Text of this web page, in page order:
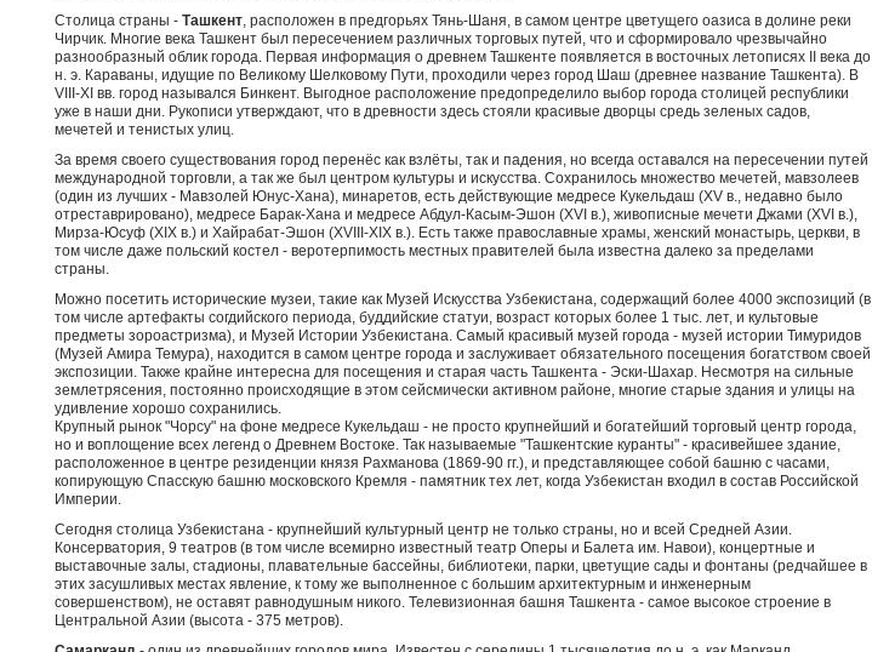
Столица страны - Ташкент, расположен в предгорьях Тянь-Шаня, в самом центре цветущего оазиса в долине реки
Чирчик. Многие века Ташкент был пересечением различных торговых путей, что и сформировало чрезвычайно
разнообразный облик города. Первая информация о древнем Ташкенте появляется в восточных летописях II века до
н. э. Караваны, идущие по Великому Шелковому Пути, проходили через город Шаш (древнее название Ташкента). В
VIII-XI вв. город назывался Бинкент. Выгодное расположение предопределило выбор города столицей республики
уже в наши дни. Рукописи утверждают, что в древности здесь стояли красивые дворцы средь зеленых садов,
мечетей и тенистых улиц.
За время своего существования город перенёс как взлёты, так и падения, но всегда оставался на пересечении путей
международной торговли, а так же был центром культуры и искусства. Сохранилось множество мечетей, мавзолеев
(один из лучших - Мавзолей Юнус-Хана), минаретов, есть действующие медресе Кукельдаш (XV в., недавно было
отреставрировано), медресе Барак-Хана и медресе Абдул-Касым-Эшон (XVI в.), живописные мечети Джами (XVI в.),
Мирза-Юсуф (XIX в.) и Хайрабат-Эшон (XVIII-XIX в.). Есть также православные храмы, женский монастырь, церкви, в
том числе даже польский костел - веротерпимость местных правителей была известна далеко за пределами
страны.
Можно посетить исторические музеи, такие как Музей Искусства Узбекистана, содержащий более 4000 экспозиций (в
том числе артефакты согдийского периода, буддийские статуи, возраст которых более 1 тыс. лет, и культовые
предметы зороастризма), и Музей Истории Узбекистана. Самый красивый музей города - музей истории Тимуридов
(Музей Амира Темура), находится в самом центре города и заслуживает обязательного посещения богатством своей
экспозиции. Также крайне интересна для посещения и старая часть Ташкента - Эски-Шахар. Несмотря на сильные
землетрясения, постоянно происходящие в этом сейсмически активном районе, многие старые здания и улицы на
удивление хорошо сохранились.
Крупный рынок "Чорсу" на фоне медресе Кукельдаш - не просто крупнейший и богатейший торговый центр города,
но и воплощение всех легенд о Древнем Востоке. Так называемые "Ташкентские куранты" - красивейшее здание,
расположенное в центре резиденции князя Рахманова (1869-90 гг.), и представляющее собой башню с часами,
копирующую Спасскую башню московского Кремля - памятник тех лет, когда Узбекистан входил в состав Российской
Империи.
Сегодня столица Узбекистана - крупнейший культурный центр не только страны, но и всей Средней Азии.
Консерватория, 9 театров (в том числе всемирно известный театр Оперы и Балета им. Навои), концертные и
выставочные залы, стадионы, плавательные бассейны, библиотеки, парки, цветущие сады и фонтаны (редчайшее в
этих засушливых местах явление, к тому же выполненное с большим архитектурным и инженерным
совершенством), не оставят равнодушным никого. Телевизионная башня Ташкента - самое высокое строение в
Центральной Азии (высота - 375 метров).